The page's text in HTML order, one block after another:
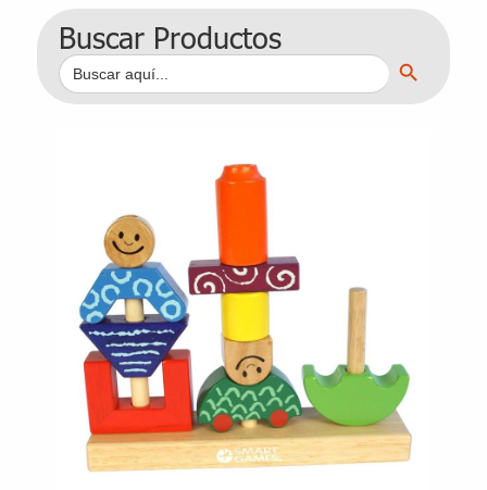
Buscar Productos
Buscar: